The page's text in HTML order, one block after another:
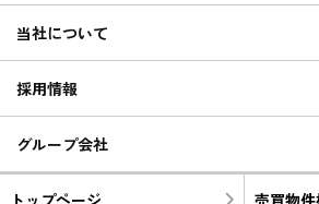
当社について
採用情報
グループ会社
トップページ 売買物